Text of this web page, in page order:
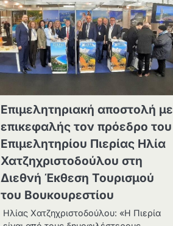
Επιμελητηριακή αποστολή με
επικεφαλής τον πρόεδρο του
Επιμελητηρίου Πιερίας Ηλία
Χατζηχριστοδούλου στη
Διεθνή Έκθεση Τουρισμού
του Βουκουρεστίου
Ηλίας Χατζηχριστοδούλου: «Η Πιερία